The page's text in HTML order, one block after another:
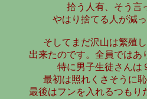
拾う人有、そう言
やはり捨てる人が減
そしてまだ沢山は繁殖
出来たのです。全員ではあ
特に男子生徒さんは
最初は照れくさそうに
最後はフンを入れるつもり